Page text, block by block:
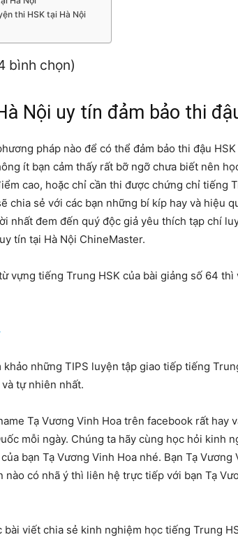
thi HSK tại Hà Nội
bình chọn)
Nội uy tín đảm bảo thi
pháp nào để có thể đảm bảo thi đậu HSK
ít bạn cảm thấy rất bỡ ngỡ chưa biết nên
cao, hoặc chỉ cần thi được chứng chỉ tiếng
chia sẻ với các bạn những bí kíp hay và hiệu
nhất đem đến quý độc giả yêu thích tạp chí
tín tại Hà Nội ChineMaster.
vựng tiếng Trung HSK của bài giảng số 64
khảo những TIPS luyện tập giao tiếp tiếng
tự nhiên nhất.
Tạ Vương Vinh Hoa trên facebook rất hay
mỗi ngày. Chúng ta hãy cùng học hỏi kinh
bạn Tạ Vương Vinh Hoa nhé. Bạn Tạ Vương
nào có nhã ý thì liên hệ trực tiếp với bạn Tạ
viết chia sẻ kinh nghiệm học tiếng Trung